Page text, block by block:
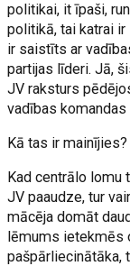
politikai, it īpaši,
politikā, tai katrai
ir saistīts ar
partijas līderi. Jā,
JV raksturs
vadības komandas
Kā tas ir mainījies?
Kad centrālo lomu
JV paaudze, tur
mācēja domāt
lēmums ietekmēs
pašpārliecinātāka,